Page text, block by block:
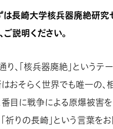
長崎大学核兵器廃絶研究
説明ください。
、「核兵器廃絶」というテ
おそらく世界でも唯一の、
番目に戦争による原爆被害
祈りの長崎」という言葉を